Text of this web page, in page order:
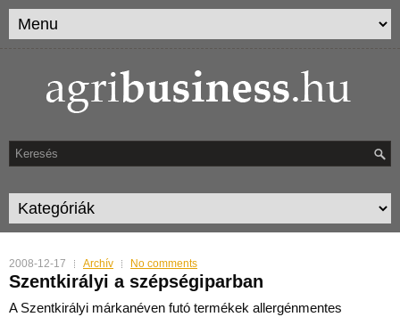
2008-12-17 Archív No comments
Szentkirályi a szépségiparban
A Szentkirályi márkanéven futó termékek allergénmentes